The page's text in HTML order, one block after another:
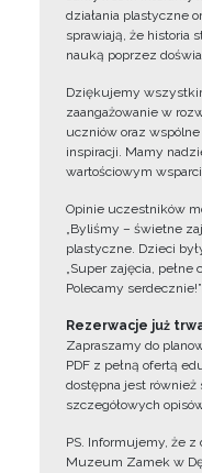
działania plastyczne
sprawiają, że historia
nauką poprzez
Dziękujemy
zaangażowanie w
uczniów oraz
inspiracji. Mamy
wartościowym
Opinie uczestników
„Byliśmy – świetne
plastyczne. Dzieci
„Super zajęcia,
Polecamy serdecznie!”
Rezerwacje już
Zapraszamy do
PDF z pełną ofertą
dostępna jest również
szczegółowych
PS. Informujemy, że z
Muzeum Zamek w